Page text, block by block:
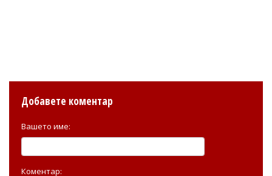
Добавете коментар
Вашето име:
Коментар: